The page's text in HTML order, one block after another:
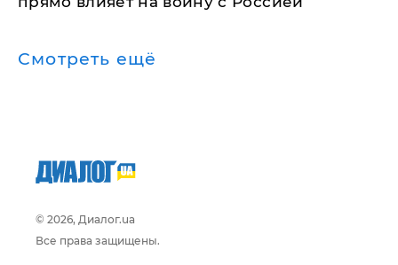
Смотреть ещё
© 2026, Диалог.ua
Все права защищены.